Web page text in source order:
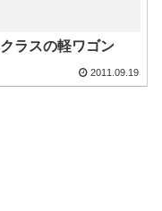
ラスの軽ワゴン
2011.09.19